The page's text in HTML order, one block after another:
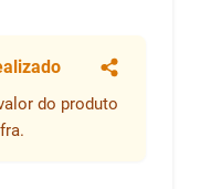
Compartilhar
do produto